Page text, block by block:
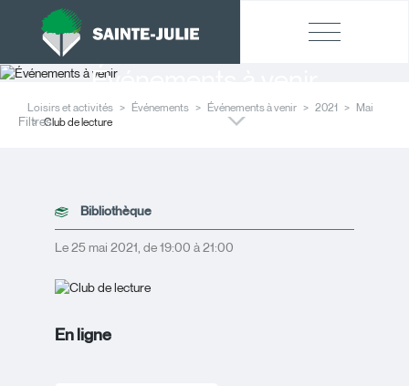
Événements à venir
Loisirs et activités Événements Événements à venir 2021
Mai
Club de lecture
Filtres
Bibliothèque
Le 25 mai 2021, de 19:00 à 21:00
En ligne